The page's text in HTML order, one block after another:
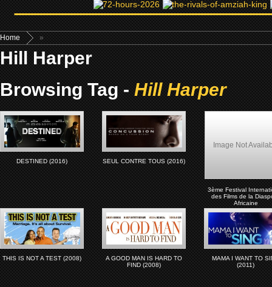
Home »
Hill Harper
Browsing Tag -Hill Harper
DESTINED (2016) SEUL CONTRE TOUS (2016)
Image Not
3ème Festival
des Films de la
Africaine
THIS IS NOT A TEST (2008)
A GOOD MAN IS HARD TO
FIND (2008)
MAMA I WANT TO
(2011)